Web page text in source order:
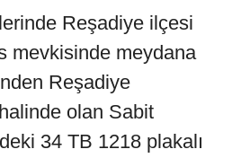
Reşadiye ilçesi
mevkisinde meydana
Reşadiye
olan Sabit
34 TB 1218 plakalı